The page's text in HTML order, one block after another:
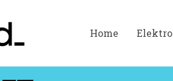
Home Elektro